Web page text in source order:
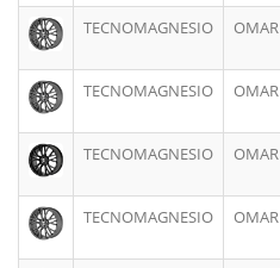
TECNOMAGNESIO OMAR
TECNOMAGNESIO OMAR
TECNOMAGNESIO OMAR
TECNOMAGNESIO OMAR